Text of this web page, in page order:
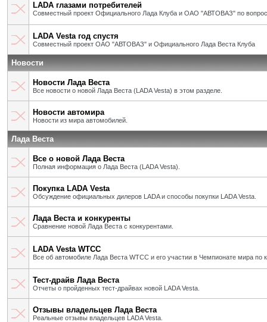
LADA глазами потребителей
Совместный проект Официального Лада Клуба и ОАО "АВТОВАЗ" по
LADA Vesta год спустя
Совместный проект ОАО "АВТОВАЗ" и Официального Лада Веста Клуба
Новости
Новости Лада Веста
Все новости о новой Лада Веста (LADA Vesta) в этом разделе.
Новости автомира
Новости из мира автомобилей.
Лада Веста
Все о новой Лада Веста
Полная информация о Лада Веста (LADA Vesta).
Покупка LADA Vesta
Обсуждение официальных дилеров LADA и способы покупки LADA Vesta.
Лада Веста и конкуренты
Сравнение новой Лада Веста с конкурентами.
LADA Vesta WTCC
Все об автомобиле Лада Веста WTCC и его участии в Чемпионате мира по
Тест-драйв Лада Веста
Отчеты о пройденных тест-драйвах новой LADA Vesta.
Отзывы владельцев Лада Веста
Реальные отзывы владельцев LADA Vesta.